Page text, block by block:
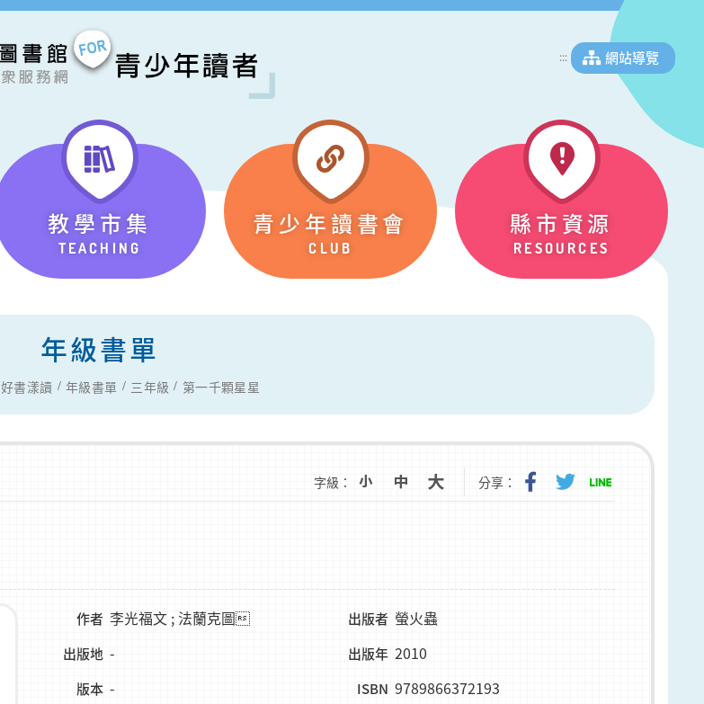
::: 網站導覽
教學市集
TEACHING
青少年讀書會
CLUB
縣市資源
RESOURCES
年級書單
好書漾讀 年級書單 三年級 第一千顆星星
字級： 分享：
作者 李光福文 ; 法蘭克圖 出版者 螢火蟲
出版地 - 出版年 2010
版本 - ISBN 9789866372193